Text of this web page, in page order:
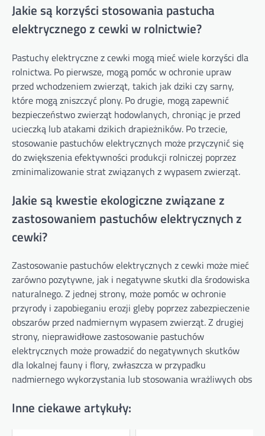
Jakie są korzyści stosowania pastucha
elektrycznego z cewki w rolnictwie?
Pastuchy elektryczne z cewki mogą mieć wiele korzyści dla
rolnictwa. Po pierwsze, mogą pomóc w ochronie upraw
przed wchodzeniem zwierząt, takich jak dziki czy sarny,
które mogą zniszczyć plony. Po drugie, mogą zapewnić
bezpieczeństwo zwierząt hodowlanych, chroniąc je przed
ucieczką lub atakami dzikich drapieżników. Po trzecie,
stosowanie pastuchów elektrycznych może przyczynić się
do zwiększenia efektywności produkcji rolniczej poprzez
zminimalizowanie strat związanych z wypasem zwierząt.
Jakie są kwestie ekologiczne związane z
zastosowaniem pastuchów elektrycznych z
cewki?
Zastosowanie pastuchów elektrycznych z cewki może mieć
zarówno pozytywne, jak i negatywne skutki dla środowiska
naturalnego. Z jednej strony, może pomóc w ochronie
przyrody i zapobieganiu erozji gleby poprzez zabezpieczenie
obszarów przed nadmiernym wypasem zwierząt. Z drugiej
strony, nieprawidłowe zastosowanie pastuchów
elektrycznych może prowadzić do negatywnych skutków
dla lokalnej fauny i flory, zwłaszcza w przypadku
nadmiernego wykorzystania lub stosowania wrażliwych obs
Inne ciekawe artykuły: